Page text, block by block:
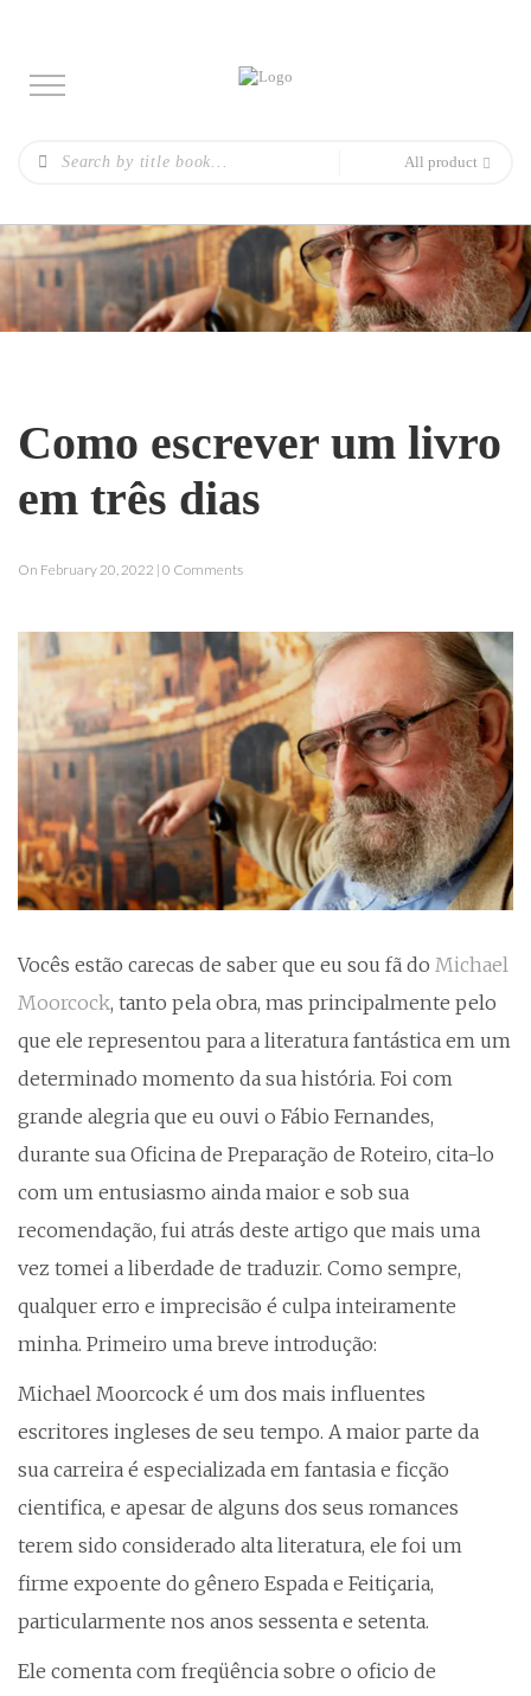
All product
Como escrever um livro
em três dias
On February 20, 2022 | 0 Comments
Vocês estão carecas de saber que eu sou fã do Michael
Moorcock, tanto pela obra, mas principalmente pelo
que ele representou para a literatura fantástica em um
determinado momento da sua história. Foi com
grande alegria que eu ouvi o Fábio Fernandes,
durante sua Oficina de Preparação de Roteiro, cita-lo
com um entusiasmo ainda maior e sob sua
recomendação, fui atrás deste artigo que mais uma
vez tomei a liberdade de traduzir. Como sempre,
qualquer erro e imprecisão é culpa inteiramente
minha. Primeiro uma breve introdução:
Michael Moorcock é um dos mais influentes
escritores ingleses de seu tempo. A maior parte da
sua carreira é especializada em fantasia e ficção
cientifica, e apesar de alguns dos seus romances
terem sido considerado alta literatura, ele foi um
firme expoente do gênero Espada e Feitiçaria,
particularmente nos anos sessenta e setenta.
Ele comenta com freqüência sobre o oficio de